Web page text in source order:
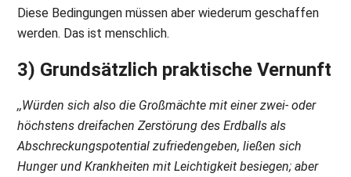
Diese Bedingungen müssen aber wiederum geschaffen
werden. Das ist menschlich.
3) Grundsätzlich praktische Vernunft
,,Würden sich also die Großmächte mit einer zwei- oder
höchstens dreifachen Zerstörung des Erdballs als
Abschreckungspotential zufriedengeben, ließen sich
Hunger und Krankheiten mit Leichtigkeit besiegen; aber